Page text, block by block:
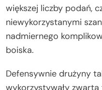
większej liczby podań,
niewykorzystanymi
nadmiernego
boiska.
Defensywnie drużyny
wykorzystywały